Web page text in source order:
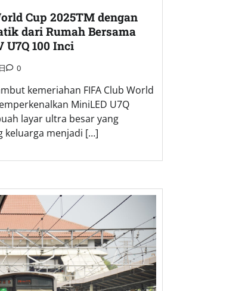
Cup 2025TM dengan
dari Rumah Bersama
U7Q 100 Inci
0
kemeriahan FIFA Club World
MiniLED U7Q
layar ultra besar yang
keluarga menjadi […]